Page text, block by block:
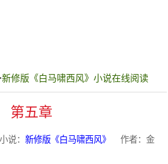
新修版《白马啸西风》小说在线阅读
第五章
说： 新修版《白马啸西风》
作者：金